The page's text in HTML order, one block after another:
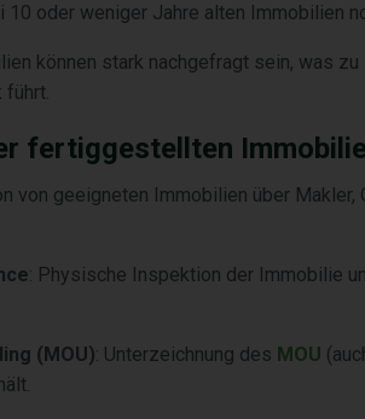
oder weniger Jahre alten Immobilien
können stark nachgefragt sein, was
führt.
fertiggestellten Immobilie
von geeigneten Immobilien über
: Physische Inspektion der Immobilie
(MOU): Unterzeichnung des MOU